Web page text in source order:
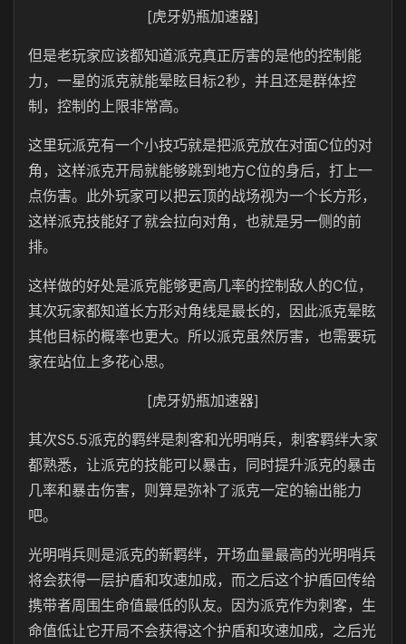
[虎牙奶瓶加速器]
但是老玩家应该都知道派克真正厉害的是他的控制能
力，一星的派克就能晕眩目标2秒，并且还是群体控
制，控制的上限非常高。
这里玩派克有一个小技巧就是把派克放在对面C位的对
角，这样派克开局就能够跳到地方C位的身后，打上一
点伤害。此外玩家可以把云顶的战场视为一个长方形，
这样派克技能好了就会拉向对角，也就是另一侧的前
排。
这样做的好处是派克能够更高几率的控制敌人的C位，
其次玩家都知道长方形对角线是最长的，因此派克晕眩
其他目标的概率也更大。所以派克虽然厉害，也需要玩
家在站位上多花心思。
[虎牙奶瓶加速器]
其次S5.5派克的羁绊是刺客和光明哨兵，刺客羁绊大家
都熟悉，让派克的技能可以暴击，同时提升派克的暴击
几率和暴击伤害，则算是弥补了派克一定的输出能力
吧。
光明哨兵则是派克的新羁绊，开场血量最高的光明哨兵
将会获得一层护盾和攻速加成，而之后这个护盾回传给
携带者周围生命值最低的队友。因为派克作为刺客，生
命值低让它开局不会获得这个护盾和攻速加成，之后光